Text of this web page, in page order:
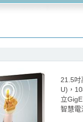
21.5
U)，
立
智慧電